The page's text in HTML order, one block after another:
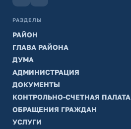
РАЗДЕЛЫ
РАЙОН
ГЛАВА РАЙОНА
ДУМА
АДМИНИСТРАЦИЯ
ДОКУМЕНТЫ
КОНТРОЛЬНО-СЧЕТНАЯ ПАЛАТА
ОБРАЩЕНИЯ ГРАЖДАН
УСЛУГИ